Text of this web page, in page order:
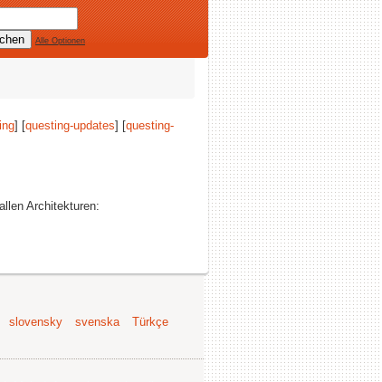
Alle Optionen
] [questing-updates] [questing-
Architekturen:
slovensky svenska
Türkçe